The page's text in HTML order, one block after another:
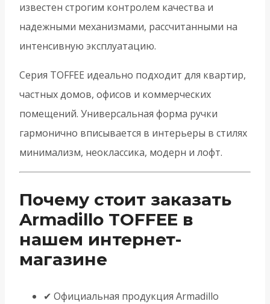
известен строгим контролем качества и
надежными механизмами, рассчитанными на
интенсивную эксплуатацию.
Серия TOFFEE идеально подходит для квартир,
частных домов, офисов и коммерческих
помещений. Универсальная форма ручки
гармонично вписывается в интерьеры в стилях
минимализм, неоклассика, модерн и лофт.
Почему стоит заказать
Armadillo TOFFEE в
нашем интернет-
магазине
✔ Официальная продукция Armadillo